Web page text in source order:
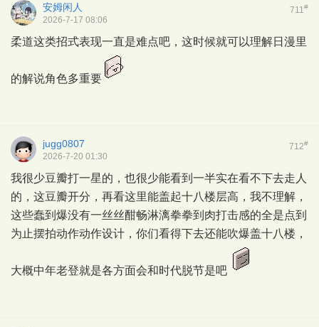
711#
安姆闲人
2026-7-17 08:06
柔道这类招式表现一直是难点吧，这时候就可以理解日漫里
的解说角色多重要
712#
jugg0807
2026-7-20 01:30
我很少豆瓣打一星的，也很少能看到一半实在看不下去走人
的，这豆瓣开分，再看这里能盖起十八楼层高，我不理解，
这些蠢到爆没有一丝丝酣畅淋漓拳拳到肉打击感的全是点到
为止摆拍动作动作设计，你们看得下去还能吹爆盖十八楼，
大概中年老登就是各方面会和时代脱节是吧